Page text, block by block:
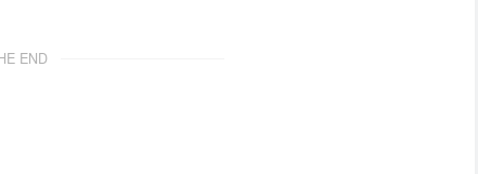
END